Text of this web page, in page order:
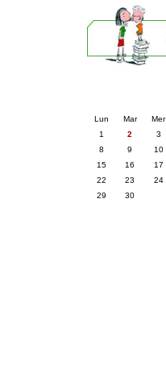
Lun Mar Mer
1
2 3
8
9 10
15
16 17
22
23 24
29
30